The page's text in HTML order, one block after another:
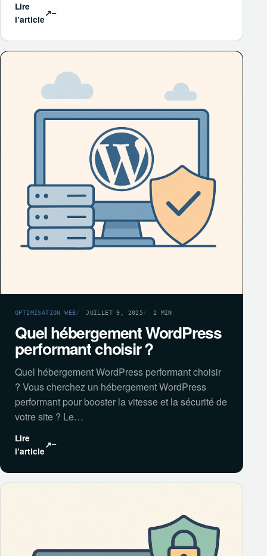
Lire
l’article
↗
OPTIMISATION WEB JUILLET 9, 2025 2 MIN
Quel hébergement WordPress
performant choisir ?
Quel hébergement WordPress performant choisir
? Vous cherchez un hébergement WordPress
performant pour booster la vitesse et la sécurité de
votre site ? Le…
Lire
l’article
↗